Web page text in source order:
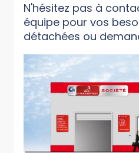
N'hésitez pas à
équipe pour vos
détachées ou